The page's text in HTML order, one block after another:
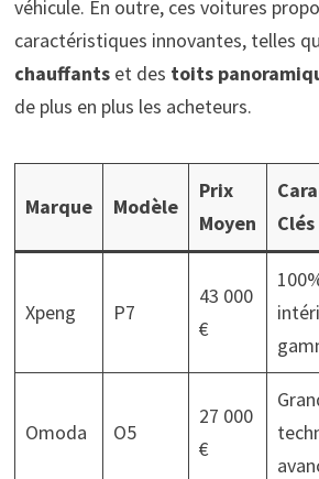
véhicule. En outre, ces voitures
caractéristiques innovantes, telles
chauffantset des toits
de plus en plus les acheteurs.
Marque Modèle
Prix
Moyen
Clés
Xpeng P7
43 000
€
Omoda O5
27 000
€